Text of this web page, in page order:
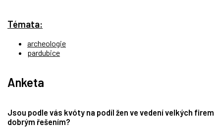
Témata:
archeologie
pardubice
Anketa
Jsou podle vás kvóty na podíl žen ve vedení velkých firem
dobrým řešením?